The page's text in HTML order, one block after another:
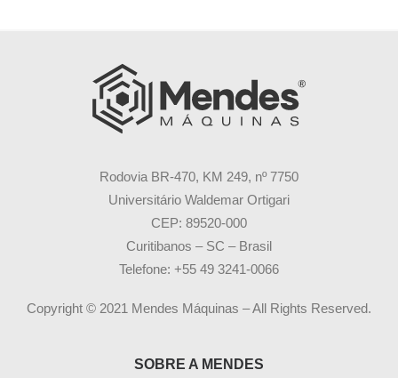
Rodovia BR-470, KM 249, nº 7750
Universitário Waldemar Ortigari
CEP: 89520-000
Curitibanos – SC – Brasil
Telefone: +55 49 3241-0066
Copyright © 2021 Mendes Máquinas – All Rights Reserved.
SOBRE A MENDES